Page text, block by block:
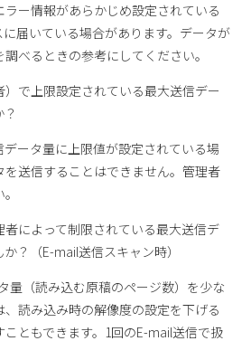
ー情報があらかじめ設定されている
届いている場合があります。データが
べるときの参考にしてください。
で上限設定されている最大送信デー
ータ量に上限値が設定されている場
送信することはできません。管理者
によって制限されている最大送信デ
？（E-mail送信スキャン時）
量（読み込む原稿のページ数）を少な
、読み込み時の解像度の設定を下げる
ともできます。1回のE-mail送信で扱